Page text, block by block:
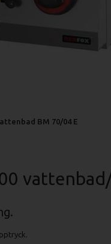
BM 70/04 E